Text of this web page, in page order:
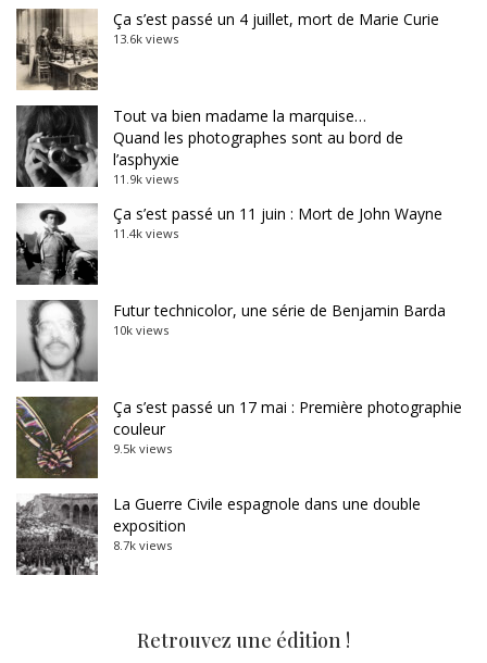
Ça s’est passé un 4 juillet, mort de Marie Curie
13.6k views
Tout va bien madame la marquise…
Quand les photographes sont au bord de
l’asphyxie
11.9k views
Ça s’est passé un 11 juin : Mort de John Wayne
11.4k views
Futur technicolor, une série de Benjamin Barda
10k views
Ça s’est passé un 17 mai : Première photographie
couleur
9.5k views
La Guerre Civile espagnole dans une double
exposition
8.7k views
Retrouvez une édition !